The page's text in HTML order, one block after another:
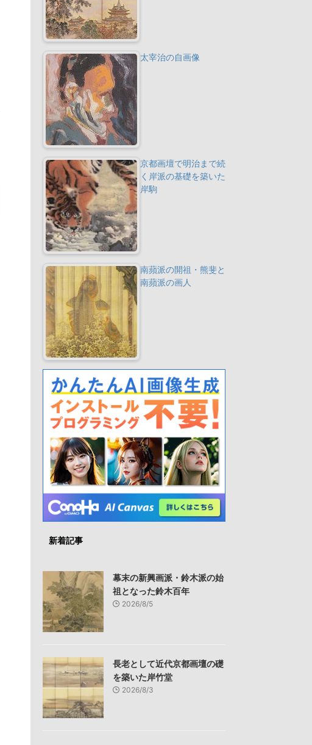
太宰治の自画像
京都画壇で明治まで続
く岸派の基礎を築いた
岸駒
南蘋派の開祖・熊斐と
南蘋派の画人
新着記事
幕末の新興画派・鈴木派の始
祖となった鈴木百年
2026/8/5
長老として近代京都画壇の礎
を築いた岸竹堂
2026/8/3